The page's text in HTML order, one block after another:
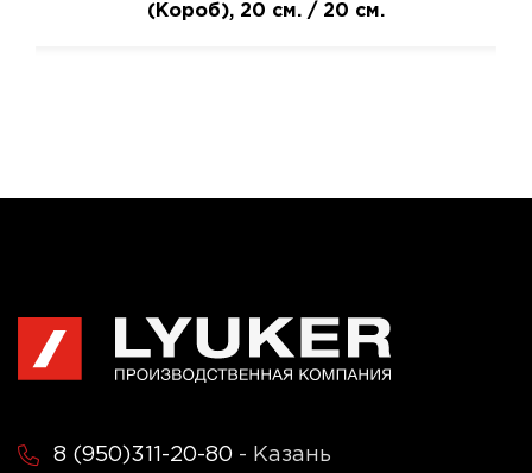
(Короб), 20 см. / 20 см.
8 (950)311-20-80 - Казань